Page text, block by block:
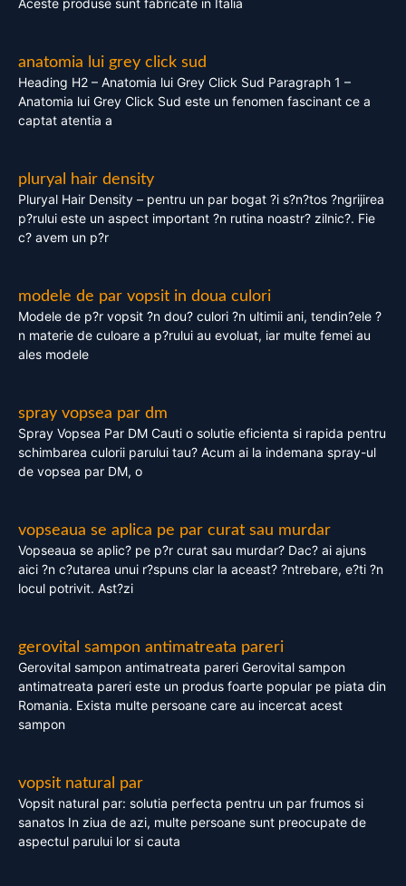
Aceste produse sunt fabricate in Italia
anatomia lui grey click sud
Heading H2 – Anatomia lui Grey Click Sud Paragraph 1 –
Anatomia lui Grey Click Sud este un fenomen fascinant ce a
captat atentia a
pluryal hair density
Pluryal Hair Density – pentru un par bogat ?i s?n?tos ?ngrijirea
p?rului este un aspect important ?n rutina noastr? zilnic?. Fie
c? avem un p?r
modele de par vopsit in doua culori
Modele de p?r vopsit ?n dou? culori ?n ultimii ani, tendin?ele ?
n materie de culoare a p?rului au evoluat, iar multe femei au
ales modele
spray vopsea par dm
Spray Vopsea Par DM Cauti o solutie eficienta si rapida pentru
schimbarea culorii parului tau? Acum ai la indemana spray-ul
de vopsea par DM, o
vopseaua se aplica pe par curat sau murdar
Vopseaua se aplic? pe p?r curat sau murdar? Dac? ai ajuns
aici ?n c?utarea unui r?spuns clar la aceast? ?ntrebare, e?ti ?n
locul potrivit. Ast?zi
gerovital sampon antimatreata pareri
Gerovital sampon antimatreata pareri Gerovital sampon
antimatreata pareri este un produs foarte popular pe piata din
Romania. Exista multe persoane care au incercat acest
sampon
vopsit natural par
Vopsit natural par: solutia perfecta pentru un par frumos si
sanatos In ziua de azi, multe persoane sunt preocupate de
aspectul parului lor si cauta